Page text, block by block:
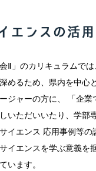
Ⅱ」のカリキュラムで
めるため、県内を中心
ジャーの方に、 「企業
いただいいたり、学部
イエンス 応用事例等の
イエンスを学ぶ意義を
います。